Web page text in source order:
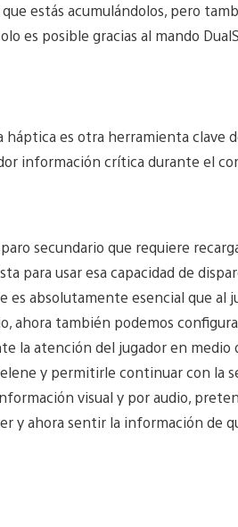
estás acumulándolos, pero
es posible gracias al mando
es otra herramienta clave
información crítica durante el
secundario que requiere
para usar esa capacidad de
absolutamente esencial que al
ahora también podemos
la atención del jugador en medio
y permitirle continuar con la
visual y por audio,
y ahora sentir la información de